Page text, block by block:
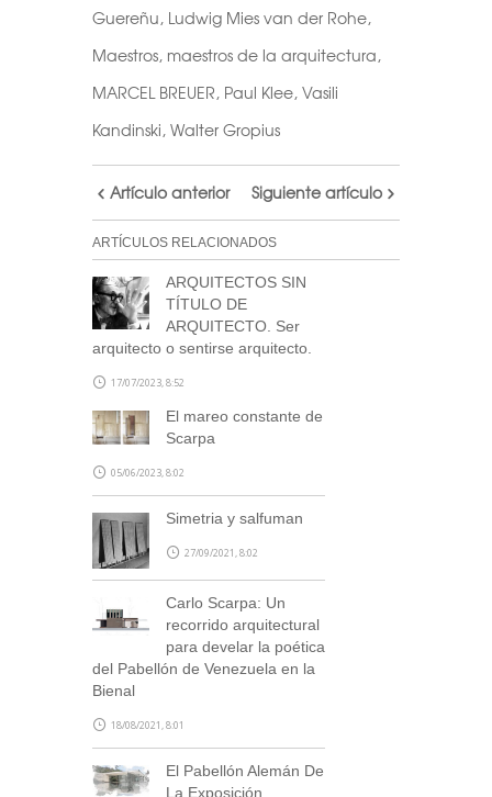
Guereñu, Ludwig Mies van der Rohe,
Maestros, maestros de la arquitectura,
MARCEL BREUER, Paul Klee, Vasili
Kandinski, Walter Gropius
Artículo anterior Siguiente artículo
ARTÍCULOS RELACIONADOS
ARQUITECTOS SIN
TÍTULO DE
ARQUITECTO. Ser
arquitecto o sentirse arquitecto.
17/07/2023, 8:52
El mareo constante de
Scarpa
05/06/2023, 8:02
Simetria y salfuman
27/09/2021, 8:02
Carlo Scarpa: Un
recorrido arquitectural
para develar la poética
del Pabellón de Venezuela en la
Bienal
18/08/2021, 8:01
El Pabellón Alemán De
La Exposición